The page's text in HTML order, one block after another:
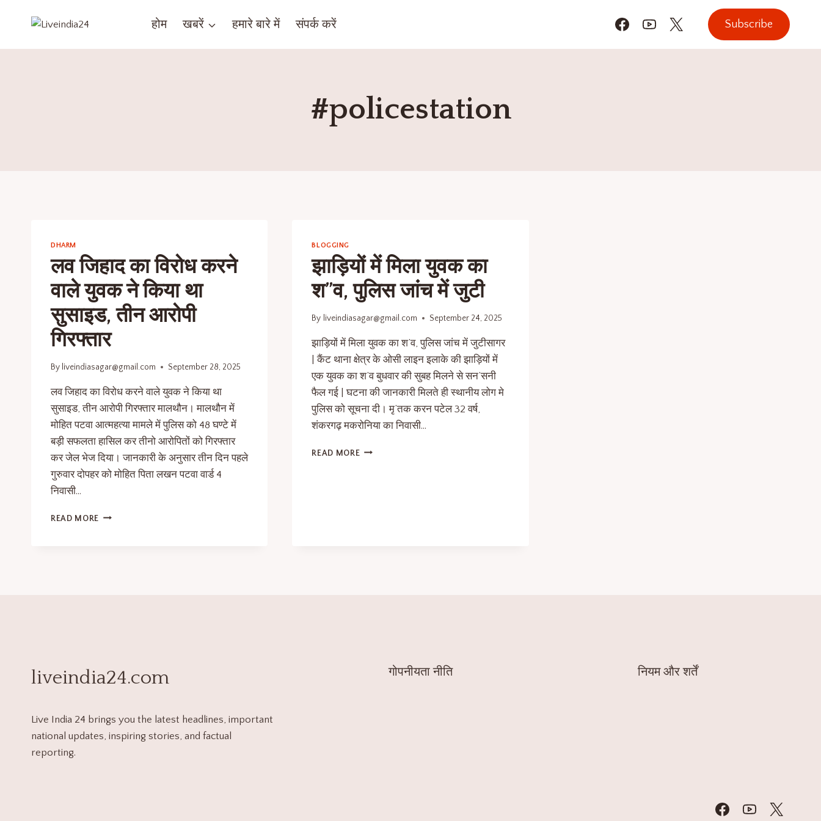
होम खबरें हमारे बारे में संपर्क करें Subscribe
#policestation
DHARM
लव जिहाद का विरोध करने
वाले युवक ने किया था
सुसाइड, तीन आरोपी
गिरफ्तार
By liveindiasagar@gmail.com September 28, 2025
लव जिहाद का विरोध करने वाले युवक ने किया था
सुसाइड, तीन आरोपी गिरफ्तार मालथौन। मालथौन में
मोहित पटवा आत्महत्या मामले में पुलिस को 48 घण्टे में
बड़ी सफलता हासिल कर तीनो आरोपितों को गिरफ्तार
कर जेल भेज दिया। जानकारी के अनुसार तीन दिन पहले
गुरुवार दोपहर को मोहित पिता लखन पटवा वार्ड 4
निवासी…
READ MORE
BLOGGING
झाड़ियों में मिला युवक का
श”व, पुलिस जांच में जुटी
By liveindiasagar@gmail.com September 24, 2025
झाड़ियों में मिला युवक का श’व, पुलिस जांच में जुटीसागर
| कैंट थाना क्षेत्र के ओसी लाइन इलाके की झाड़ियों में
एक युवक का श’व बुधवार की सुबह मिलने से सन’सनी
फैल गई | घटना की जानकारी मिलते ही स्थानीय लोग मे
पुलिस को सूचना दी। मृ’तक करन पटेल 32 वर्ष,
शंकरगढ़ मकरोनिया का निवासी…
READ MORE
liveindia24.com
Live India 24 brings you the latest headlines, important
national updates, inspiring stories, and factual
reporting.
गोपनीयता नीति नियम और शर्तें